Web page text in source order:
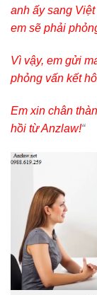
anh ấy sang
em sẽ phải
Vì vậy, em gửi
phỏng vấn kết
Em xin chân
hồi từ Anzlaw!“